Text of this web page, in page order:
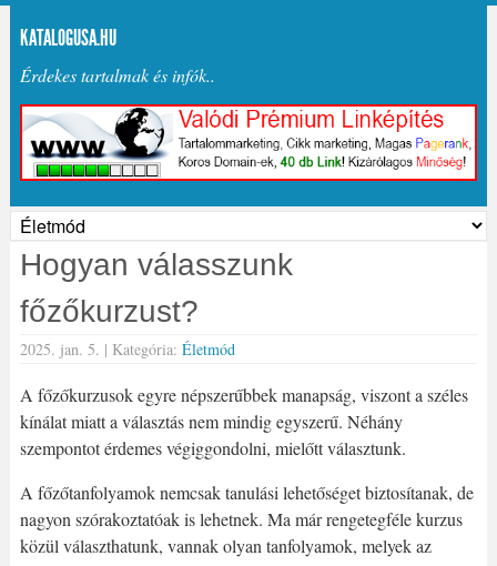
KATALOGUSA.HU
Érdekes tartalmak és infók..
Hogyan válasszunk
főzőkurzust?
2025. jan. 5. | Kategória: Életmód
A főzőkurzusok egyre népszerűbbek manapság, viszont a széles
kínálat miatt a választás nem mindig egyszerű. Néhány
szempontot érdemes végiggondolni, mielőtt választunk.
A főzőtanfolyamok nemcsak tanulási lehetőséget biztosítanak, de
nagyon szórakoztatóak is lehetnek. Ma már rengetegféle kurzus
közül választhatunk, vannak olyan tanfolyamok, melyek az